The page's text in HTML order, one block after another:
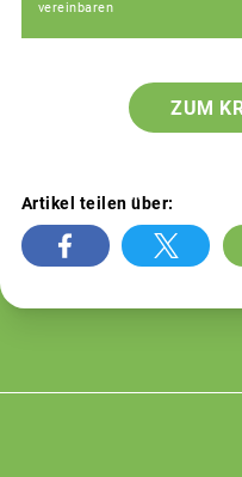
vereinbaren
ZUM
Artikel teilen über: